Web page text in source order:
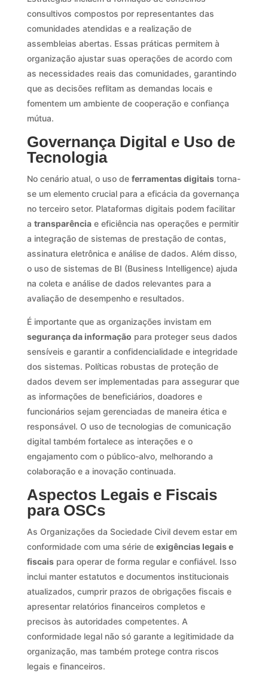
consultivos compostos por representantes das
comunidades atendidas e a realização de
assembleias abertas. Essas práticas permitem à
organização ajustar suas operações de acordo com
as necessidades reais das comunidades, garantindo
que as decisões reflitam as demandas locais e
fomentem um ambiente de cooperação e confiança
mútua.
Governança Digital e Uso de
Tecnologia
No cenário atual, o uso de ferramentas digitaistorna-
se um elemento crucial para a eficácia da governança
no terceiro setor. Plataformas digitais podem facilitar
a transparênciae eficiência nas operações e permitir
a integração de sistemas de prestação de contas,
assinatura eletrônica e análise de dados. Além disso,
o uso de sistemas de BI (Business Intelligence) ajuda
na coleta e análise de dados relevantes para a
avaliação de desempenho e resultados.
É importante que as organizações invistam em
segurança da informação para proteger seus dados
sensíveis e garantir a confidencialidade e integridade
dos sistemas. Políticas robustas de proteção de
dados devem ser implementadas para assegurar que
as informações de beneficiários, doadores e
funcionários sejam gerenciadas de maneira ética e
responsável. O uso de tecnologias de comunicação
digital também fortalece as interações e o
engajamento com o público-alvo, melhorando a
colaboração e a inovação continuada.
Aspectos Legais e Fiscais
para OSCs
As Organizações da Sociedade Civil devem estar em
conformidade com uma série de exigências legais e
fiscaispara operar de forma regular e confiável. Isso
inclui manter estatutos e documentos institucionais
atualizados, cumprir prazos de obrigações fiscais e
apresentar relatórios financeiros completos e
precisos às autoridades competentes. A
conformidade legal não só garante a legitimidade da
organização, mas também protege contra riscos
legais e financeiros.